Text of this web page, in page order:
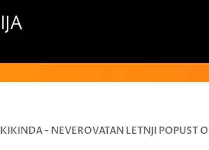
KIKINDA - NEVEROVATAN LETNJI POPUST